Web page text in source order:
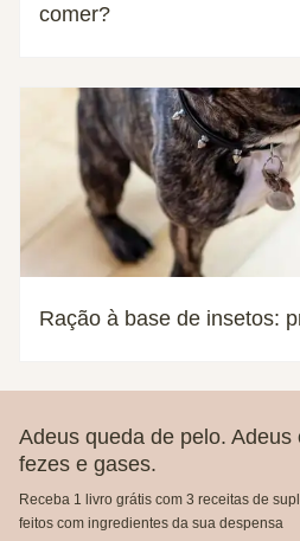
comer?
Ração à base de insetos:
Adeus queda de pelo. Adeus
fezes e gases.
Receba 1 livro grátis com 3 receitas de
feitos com ingredientes da sua despensa